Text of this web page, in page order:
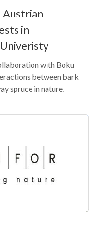
Austrian
in
with Boku
between bark
spruce in nature.